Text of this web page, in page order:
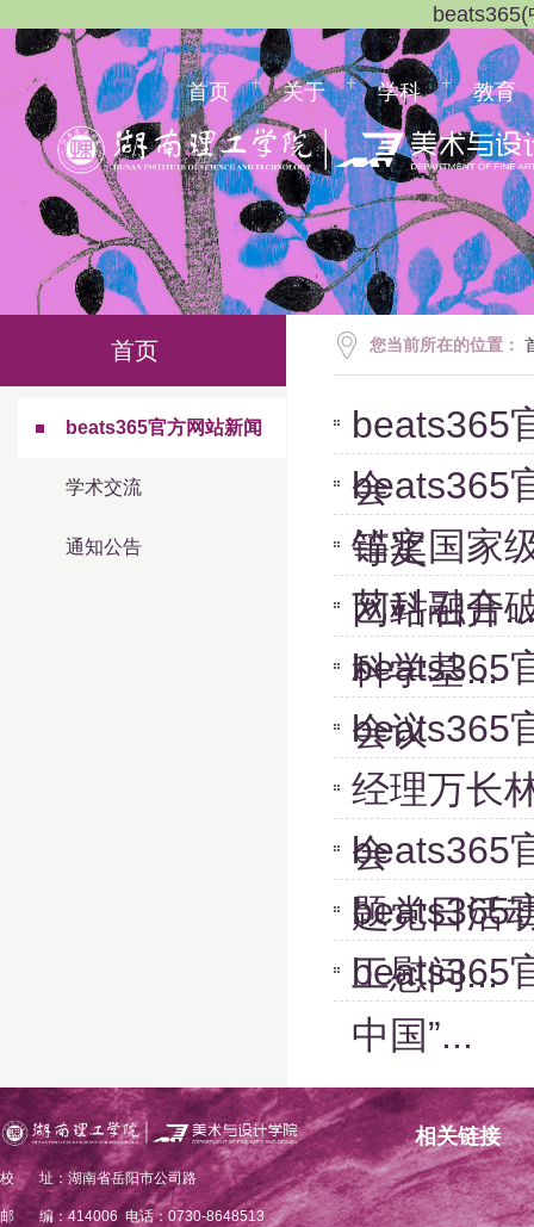
首页 关于 学科 教育
首页
beats365官方网站新闻
学术交流
通知公告
您当前所在的位置：
beats365
会
beats365
等奖
锚定国家
网站召开
艺科融合
科学基...
beats365
会议
beats365
经理万长
会
beats365
题党日活
beats365
工慰问...
beats365
中国”...
校 址：湖南省岳阳市公司路
邮 编：414006 电话：0730-8648513
相关链接